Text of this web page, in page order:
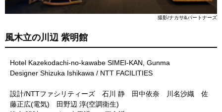
撮影/ナカサ&パートナーズ
風木立の川辺 紫明館
Hotel Kazekodachi-no-kawabe SIMEI-KAN, Gunma
Designer Shizuka Ishikawa / NTT FACILITIES
設計/NTTファシリティーズ 石川 静 田中依奈 川名沙織 佐
藤正広(電気) 田野辺 淳(空調衛生)